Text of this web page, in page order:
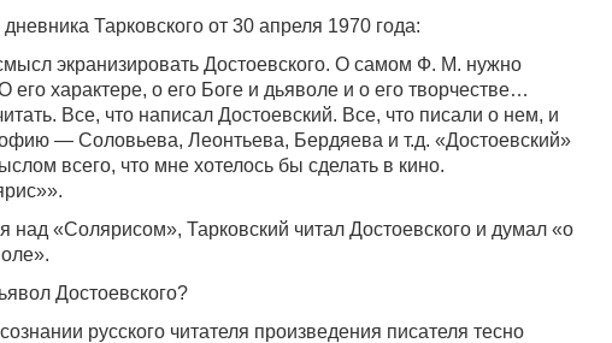
Тарковского от 30 апреля 1970 года:
экранизировать Достоевского. О самом Ф. М. нужно
его характере, о его Боге и дьяволе и о его творчестве…
Все, что написал Достоевский. Все, что писали о нем, и
— Соловьева, Леонтьева, Бердяева и т.д. «Достоевский»
всего, что мне хотелось бы сделать в кино.
над «Солярисом», Тарковский читал Достоевского и думал «о
Достоевского?
русского читателя произведения писателя тесно